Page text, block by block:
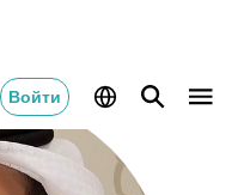
Войти